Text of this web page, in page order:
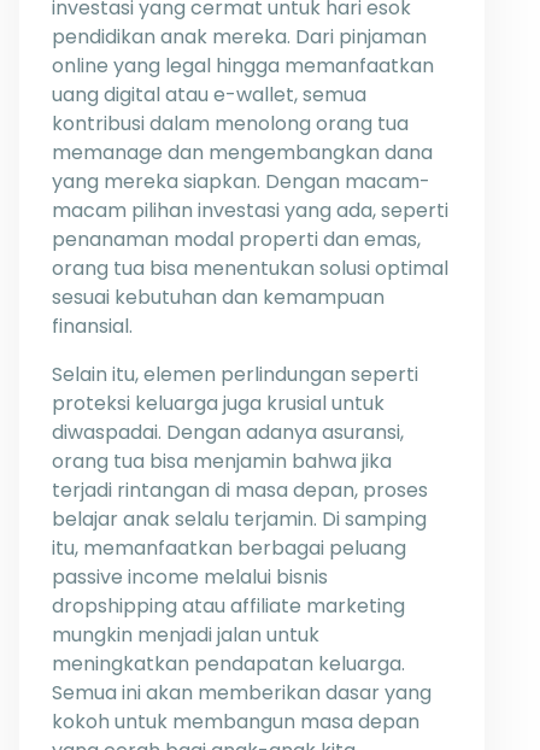
investasi yang cermat untuk hari esok
pendidikan anak mereka. Dari pinjaman
online yang legal hingga memanfaatkan
uang digital atau e-wallet, semua
kontribusi dalam menolong orang tua
memanage dan mengembangkan dana
yang mereka siapkan. Dengan macam-
macam pilihan investasi yang ada, seperti
penanaman modal properti dan emas,
orang tua bisa menentukan solusi optimal
sesuai kebutuhan dan kemampuan
finansial.
Selain itu, elemen perlindungan seperti
proteksi keluarga juga krusial untuk
diwaspadai. Dengan adanya asuransi,
orang tua bisa menjamin bahwa jika
terjadi rintangan di masa depan, proses
belajar anak selalu terjamin. Di samping
itu, memanfaatkan berbagai peluang
passive income melalui bisnis
dropshipping atau affiliate marketing
mungkin menjadi jalan untuk
meningkatkan pendapatan keluarga.
Semua ini akan memberikan dasar yang
kokoh untuk membangun masa depan